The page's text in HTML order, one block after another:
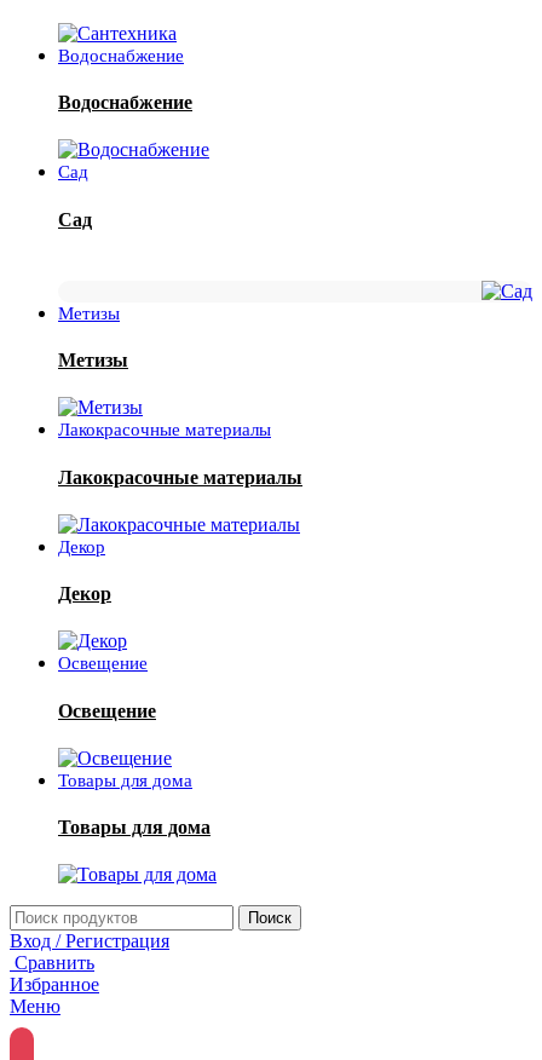
Водоснабжение
Водоснабжение
Сад
Сад
Метизы
Метизы
Лакокрасочные материалы
Лакокрасочные материалы
Декор
Декор
Освещение
Освещение
Товары для дома
Товары для дома
Поиск
Вход / Регистрация
Сравнить
Избранное
Меню